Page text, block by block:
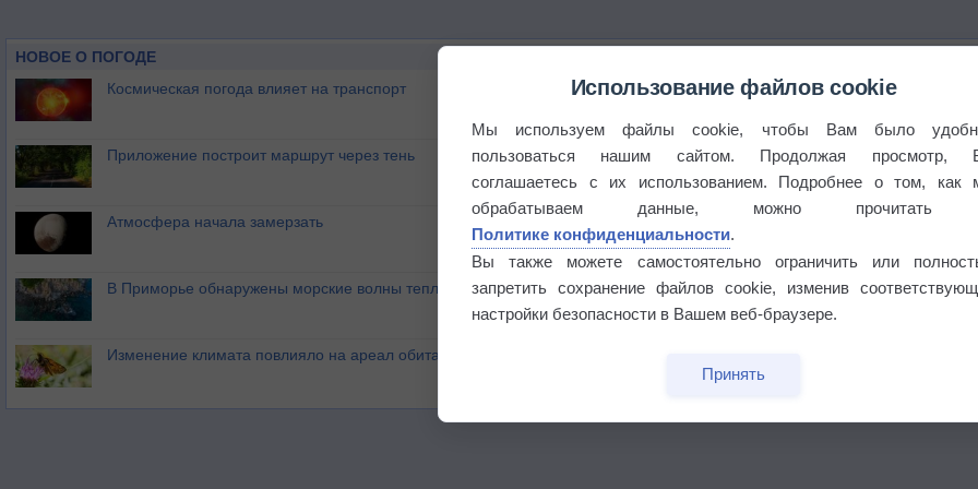
НОВОЕ О ПОГОДЕ
Космическая погода влияет на транспорт
Приложение построит маршрут через тень
Атмосфера начала замерзать
В Приморье обнаружены морские волны тепла
Изменение климата повлияло на ареал обитания бабочек
Использование файлов cookie
Мы используем файлы cookie, чтобы Вам было
пользоваться нашим сайтом. Продолжая просмотр,
соглашаетесь с их использованием. Подробнее о том, как
обрабатываем данные, можно прочитать
Политике конфиденциальности.
Вы также можете самостоятельно ограничить или
запретить сохранение файлов cookie, изменив
настройки безопасности в Вашем веб-браузере.
Принять